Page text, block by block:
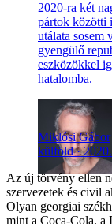
2020-ra két
pártok közötti
utálata sosem
gyengülő
eszközökkel
hatalomba.
Miklósi Gábor
külföld
Az új törvény ellen
szervezetek és civil
Olyan georgiai
mint a Coca-Cola, a